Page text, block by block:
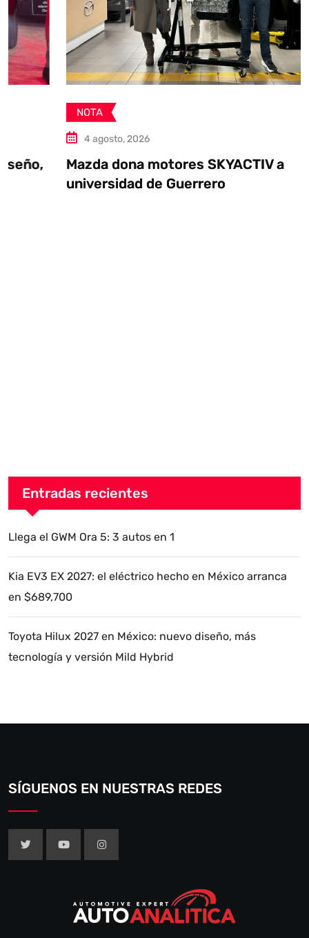
4 agosto, 2026
Mazda dona motores SKYACTIV a
universidad de Guerrero
Entradas recientes
Llega el GWM Ora 5: 3 autos en 1
Kia EV3 EX 2027: el eléctrico hecho en México arranca
en $689,700
Toyota Hilux 2027 en México: nuevo diseño, más
tecnología y versión Mild Hybrid
SÍGUENOS EN NUESTRAS REDES